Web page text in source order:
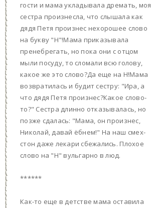
гости и мама укладывала дремать, моя
сестра произнесла, что слышала как
дядя Петя произнес нехорошее слово
на букву "Н"!Мама приказывала
пренебрегать, но пока они с отцом
мыли посуду, то сломали всю голову,
какое же это слово?Да еще на Н!Мама
возвратилась и будит сестру: "Ира, а
что дядя Петя произнес?Какое слово-
то?" Сестра длинно отказывалась, но
позже сдалась: "Мама, он произнес,
Николай, давай ёбнем!" На наш смех-
стон даже лекари сбежались. Плохое
слово на "Н" вульгарно в люд.
******
Как-то еще в детстве мама оставила